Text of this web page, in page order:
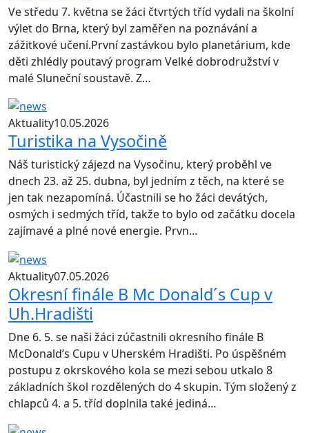
Ve středu 7. května se žáci čtvrtých tříd vydali na školní
výlet do Brna, který byl zaměřen na poznávání a
zážitkové učení.První zastávkou bylo planetárium, kde
děti zhlédly poutavý program Velké dobrodružství v
malé Sluneční soustavě. Z…
Aktuality10.05.2026
Turistika na Vysočině
Náš turistický zájezd na Vysočinu, který proběhl ve
dnech 23. až 25. dubna, byl jedním z těch, na které se
jen tak nezapomíná. Účastnili se ho žáci devátých,
osmých i sedmých tříd, takže to bylo od začátku docela
zajímavé a plné nové energie. Prvn…
Aktuality07.05.2026
Okresní finále B Mc Donald´s Cup v
Uh.Hradišti
Dne 6. 5. se naši žáci zúčastnili okresního finále B
McDonald’s Cupu v Uherském Hradišti. Po úspěšném
postupu z okrskového kola se mezi sebou utkalo 8
základních škol rozdělených do 4 skupin. Tým složený z
chlapců 4. a 5. tříd doplnila také jediná…